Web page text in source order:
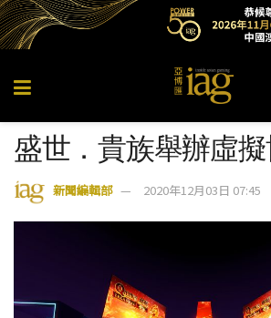
盛世．貴族舉辦虛
新聞編輯部 2020年12月03日 07:45